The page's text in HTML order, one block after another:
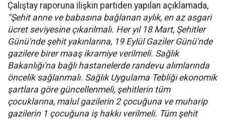
Çalıştay raporuna ilişkin partiden yapılan açıklamada,
"Şehit anne ve babasına bağlanan aylık, en az asgari
ücret seviyesine çıkarılmalı. Her yıl 18 Mart, Şehitler
Günü'nde şehit yakınlarına, 19 Eylül Gaziler Günü'nde
gazilere birer maaş ikramiye verilmeli. Sağlık
Bakanlığı'na bağlı hastanelerde randevu alımlarında
öncelik sağlanmalı. Sağlık Uygulama Tebliği ekonomik
şartlara göre güncellenmeli, şehitlerin tüm
çocuklarına, malul gazilerin 2 çocuğuna ve muharip
gazilerin 1 çocuğuna iş hakkı verilmeli. Tüm şehit